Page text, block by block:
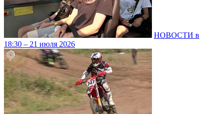
НОВОСТИ в
18:30 – 21 июля 2026